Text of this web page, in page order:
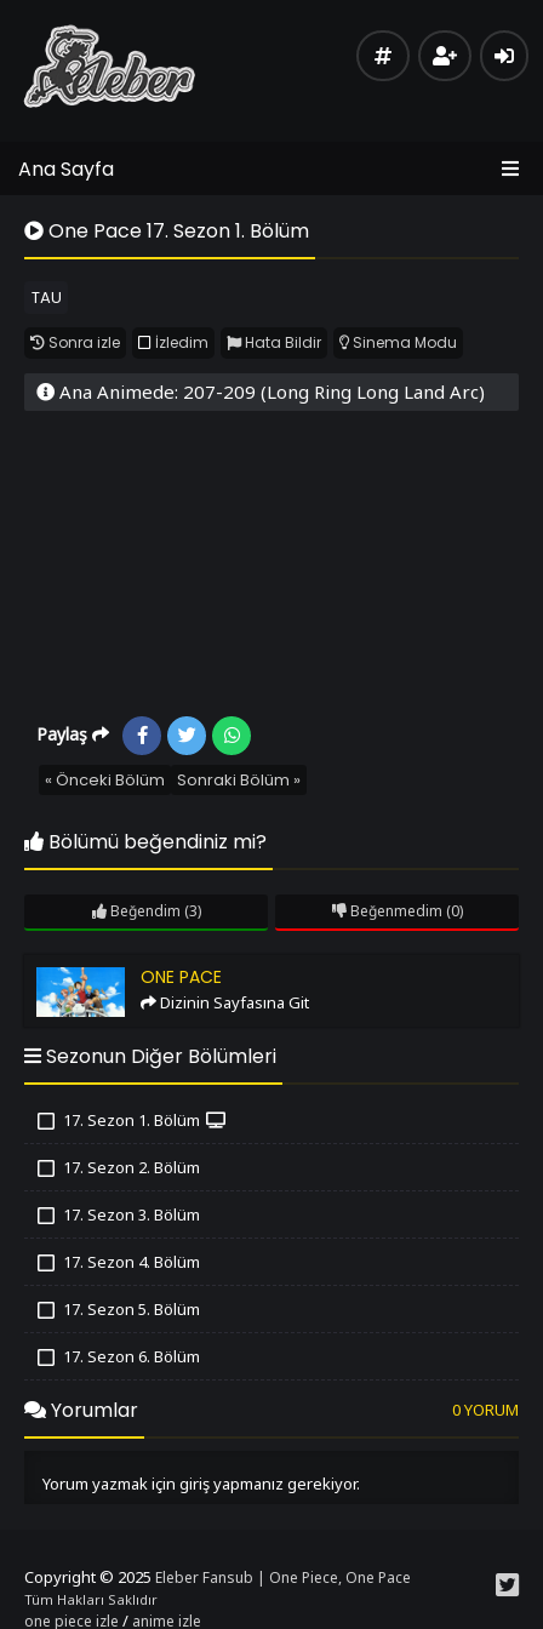
Ana Sayfa
One Pace 17. Sezon 1. Bölüm
TAU
Sonra izle İzledim Hata Bildir Sinema Modu
Ana Animede: 207-209 (Long Ring Long Land Arc)
Paylaş
« Önceki Bölüm Sonraki Bölüm »
Bölümü beğendiniz mi?
Beğendim (3) Beğenmedim (0)
One Pace ONE PACE
Dizinin Sayfasına Git
Sezonun Diğer Bölümleri
17. Sezon 1. Bölüm
17. Sezon 2. Bölüm
17. Sezon 3. Bölüm
17. Sezon 4. Bölüm
17. Sezon 5. Bölüm
17. Sezon 6. Bölüm
Yorumlar 0 YORUM
Yorum yazmak için giriş yapmanız gerekiyor.
Copyright © 2025 Eleber Fansub | One Piece, One Pace
Tüm Hakları Saklıdır
one piece izle / anime izle